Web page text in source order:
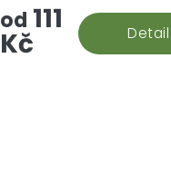
od 111
Kč Detail